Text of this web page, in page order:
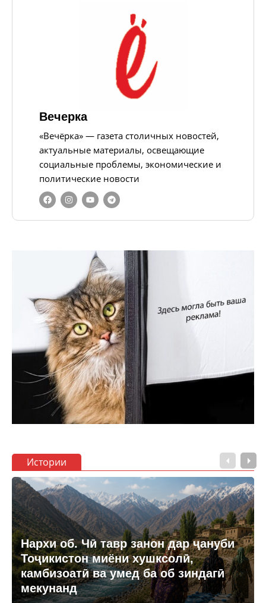
Вечерка
«Вечёрка» — газета столичных новостей,
актуальные материалы, освещающие
социальные проблемы, экономические и
политические новости
Истории
Нархи об. Чӣ тавр занон дар ҷануби
Тоҷикистон миёни хушксолӣ,
камбизоатӣ ва умед ба об зиндагӣ
мекунанд